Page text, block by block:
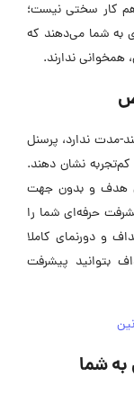
کار سختی نیست؛
به شما می‌دهند که
همخوانی ندارند.
مدت ندارد، پرسنل
کم‌تجربه نشان دهند.
هدف و بدون جهت
حرفه‌ای شما را
و دورنمای کاملا
بتوانید پیشرفت
به شما